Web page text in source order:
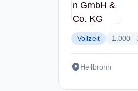
Vollzeit 1.000 -
Heilbronn